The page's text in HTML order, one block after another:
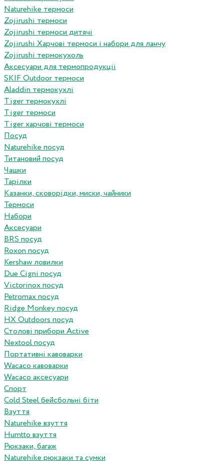
Naturehike термоси
Zojirushi термоси
Zojirushi термоси дитячі
Zojirushi Харчові термоси і набори для ланчу
Zojirushi термокухоль
Аксесуари для термопродукціі
SKIF Outdoor термоси
Aladdin термокухлі
Tiger термокухлі
Tiger термоси
Tiger харчові термоси
Посуд
Naturehike посуд
Титановий посуд
Чашки
Тарілки
Казанки, сковорідки, миски, чайники
Термоси
Набори
Аксесуари
BRS посуд
Roxon посуд
Kershaw ловилки
Due Cigni посуд
Victorinox посуд
Petromax посуд
Ridge Monkey посуд
HX Outdoors посуд
Столові прибори Active
Nextool посуд
Портативні кавоварки
Wacaco кавоварки
Wacaco аксесуари
Спорт
Cold Steel бейсбольні біти
Взуття
Naturehike взуття
Humtto взуття
Рюкзаки, багаж
Naturehike рюкзаки та сумки